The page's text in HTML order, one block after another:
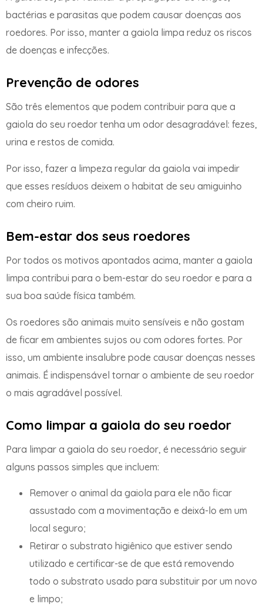
bactérias e parasitas que podem causar doenças aos
roedores. Por isso, manter a gaiola limpa reduz os riscos
de doenças e infecções.
Prevenção de odores
São três elementos que podem contribuir para que a
gaiola do seu roedor tenha um odor desagradável: fezes,
urina e restos de comida.
Por isso, fazer a limpeza regular da gaiola vai impedir
que esses resíduos deixem o habitat de seu amiguinho
com cheiro ruim.
Bem-estar dos seus roedores
Por todos os motivos apontados acima, manter a gaiola
limpa contribui para o bem-estar do seu roedor e para a
sua boa saúde física também.
Os roedores são animais muito sensíveis e não gostam
de ficar em ambientes sujos ou com odores fortes. Por
isso, um ambiente insalubre pode causar doenças nesses
animais. É indispensável tornar o ambiente de seu roedor
o mais agradável possível.
Como limpar a gaiola do seu roedor
Para limpar a gaiola do seu roedor, é necessário seguir
alguns passos simples que incluem:
Remover o animal da gaiola para ele não ficar
assustado com a movimentação e deixá-lo em um
local seguro;
Retirar o substrato higiênico que estiver sendo
utilizado e certificar-se de que está removendo
todo o substrato usado para substituir por um novo
e limpo;